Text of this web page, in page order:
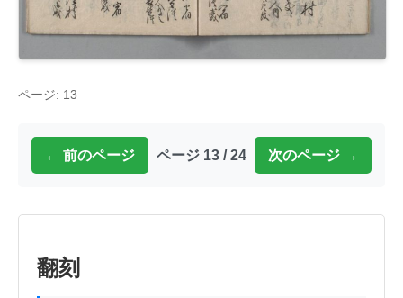
ページ: 13
← 前のページ ページ 13 / 24 次のページ →
翻刻